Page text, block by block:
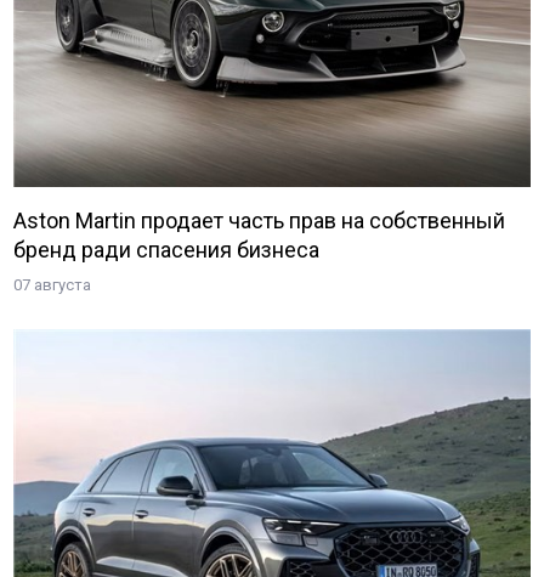
Aston Martin продает часть прав на собственный
бренд ради спасения бизнеса
07 августа